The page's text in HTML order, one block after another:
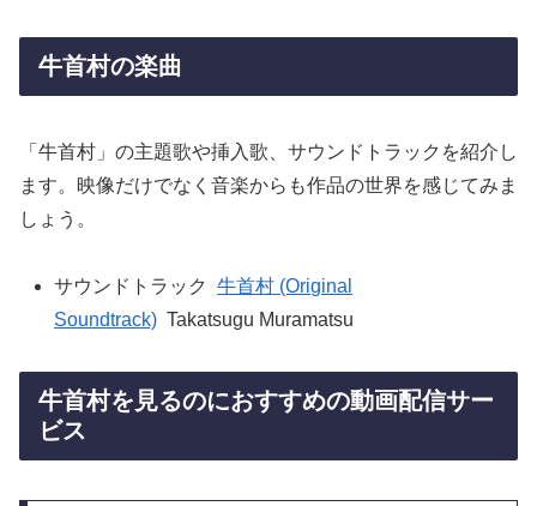
牛首村の楽曲
「牛首村」の主題歌や挿入歌、サウンドトラックを紹介し
ます。映像だけでなく音楽からも作品の世界を感じてみま
しょう。
サウンドトラック
牛首村 (Original
Soundtrack) Takatsugu Muramatsu
牛首村を見るのにおすすめの動画配信サー
ビス